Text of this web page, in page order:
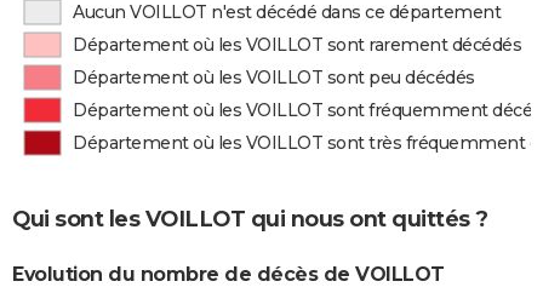
Aucun VOILLOT n'est décédé dans ce département
Département où les VOILLOT sont rarement décédés
Département où les VOILLOT sont peu décédés
Département où les VOILLOT sont fréquemment
Département où les VOILLOT sont très fréquemment
Qui sont les VOILLOT qui nous ont quittés ?
Evolution du nombre de décès de VOILLOT